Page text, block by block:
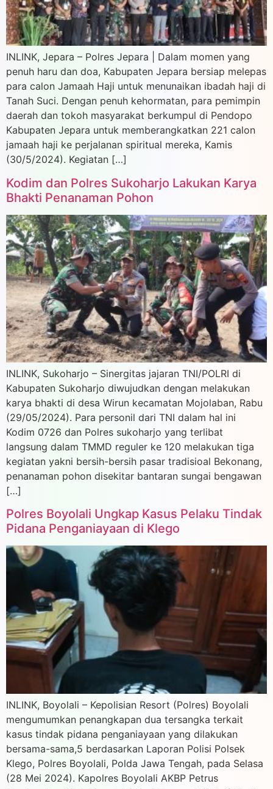
INLINK, Jepara – Polres Jepara | Dalam momen yang
penuh haru dan doa, Kabupaten Jepara bersiap melepas
para calon Jamaah Haji untuk menunaikan ibadah haji di
Tanah Suci. Dengan penuh kehormatan, para pemimpin
daerah dan tokoh masyarakat berkumpul di Pendopo
Kabupaten Jepara untuk memberangkatkan 221 calon
jamaah haji ke perjalanan spiritual mereka, Kamis
(30/5/2024). Kegiatan […]
Kodim dan Polres Sukoharjo Lakukan Karya
Bhakti Penanaman Pohon
INLINK, Sukoharjo – Sinergitas jajaran TNI/POLRI di
Kabupaten Sukoharjo diwujudkan dengan melakukan
karya bhakti di desa Wirun kecamatan Mojolaban, Rabu
(29/05/2024). Para personil dari TNI dalam hal ini
Kodim 0726 dan Polres sukoharjo yang terlibat
langsung dalam TMMD reguler ke 120 melakukan tiga
kegiatan yakni bersih-bersih pasar tradisioal Bekonang,
penanaman pohon disekitar bantaran sungai bengawan
[…]
Polres Boyolali Ungkap Kasus Pelaku Tindak
Pidana Penganiayaan di Klego
INLINK, Boyolali – Kepolisian Resort (Polres) Boyolali
mengumumkan penangkapan dua tersangka terkait
kasus tindak pidana penganiayaan yang dilakukan
bersama-sama,5 berdasarkan Laporan Polisi Polsek
Klego, Polres Boyolali, Polda Jawa Tengah, pada Selasa
(28 Mei 2024). Kapolres Boyolali AKBP Petrus